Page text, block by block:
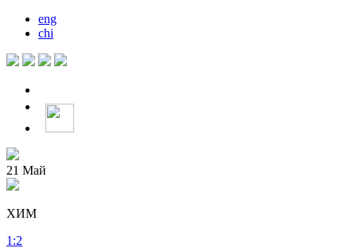
eng
chi
21 Май
ХИМ
1 :2